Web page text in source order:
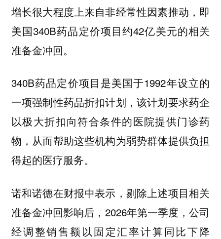
增长很大程度上来自非经常性因素推动，即
美国340B药品定价项目约42亿美元的相关
准备金冲回。
340B药品定价项目是美国于1992年设立的
一项强制性药品折扣计划，该计划要求药企
以极大折扣向符合条件的医院提供门诊药
物，从而帮助这些机构为弱势群体提供负担
得起的医疗服务。
诺和诺德在财报中表示，剔除上述项目相关
准备金冲回影响后，2026年第一季度，公司
经调整销售额以固定汇率计算同比下降